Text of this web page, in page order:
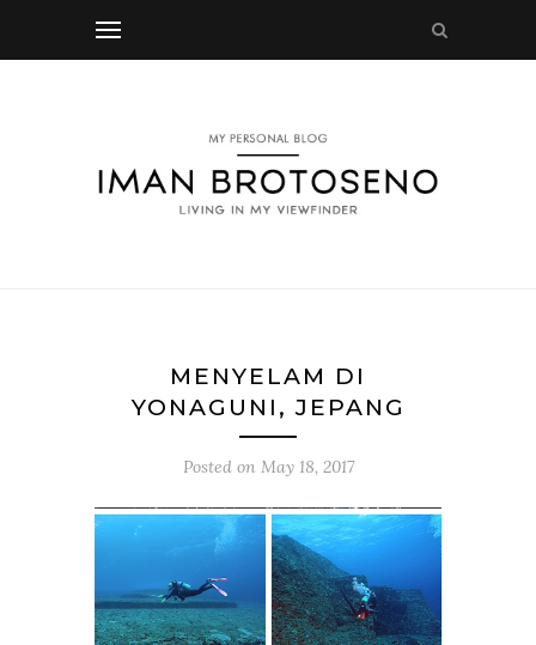
MENYELAM DI
YONAGUNI, JEPANG
Posted on May 18, 2017